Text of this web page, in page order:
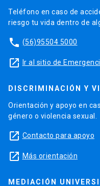
Teléfono en caso de
riesgo tu vida dentro de
phone (56)95504 5000
launch Ir al sitio de
DISCRIMINACIÓN Y
Orientación y apoyo en
género o violencia sexual.
launch Contacto para apoyo
launch Más orientación
MEDIACIÓN